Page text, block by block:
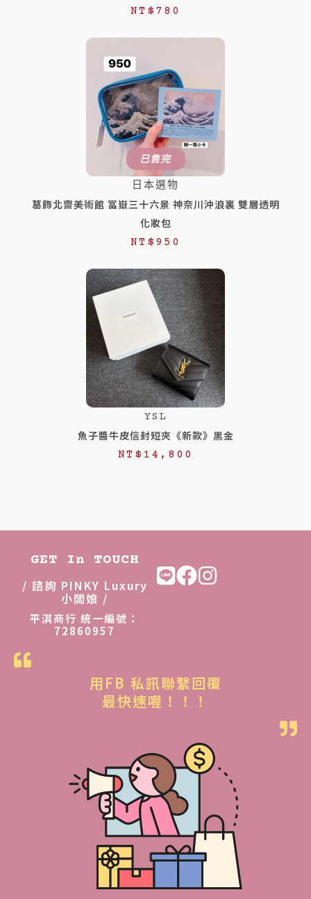
NT$ 780
已售完
日本選物
葛飾北齋美術館 冨嶽三十六景 神奈川沖浪裏 雙層透明
化妝包
NT$ 950
YSL
魚子醬牛皮信封短夾《新款》黑金
NT$ 14,800
GET In TOUCH
/ 諮詢 PINKY Luxury
小闆娘 /
平淇商行 統一編號：
72860957
用FB 私訊聯繫回覆
最快速喔！！！